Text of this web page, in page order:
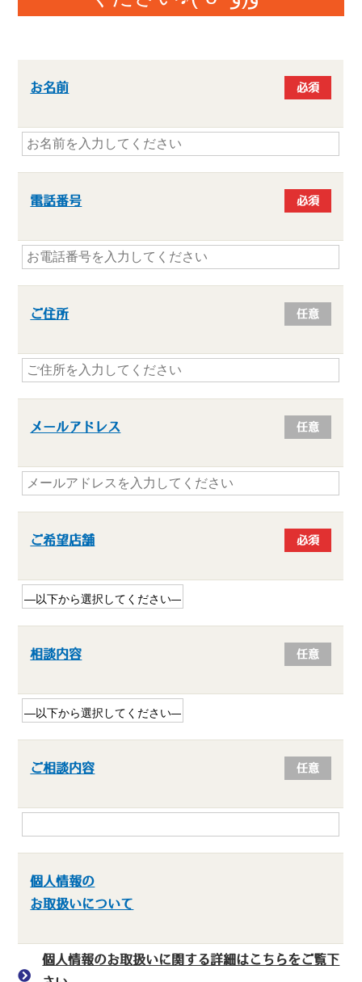
お名前 必須
電話番号 必須
ご住所 任意
メールアドレス 任意
ご希望店舗 必須
相談内容 任意
ご相談内容 任意
個人情報の
お取扱いについて
個人情報のお取扱いに関する詳細はこちらをご覧下